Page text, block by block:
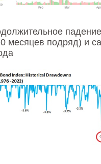
месяцев подряд) и